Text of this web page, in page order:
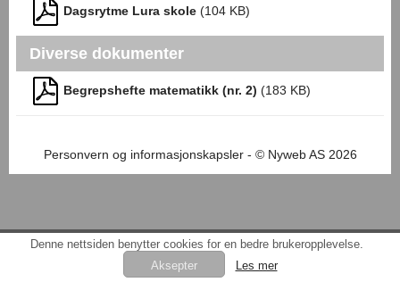
Dagsrytme Lura skole (104 KB)
Diverse dokumenter
Begrepshefte matematikk (nr. 2) (183 KB)
Personvern og informasjonskapsler- © Nyweb AS 2026
Denne nettsiden benytter cookies for en bedre brukeropplevelse.
Les mer